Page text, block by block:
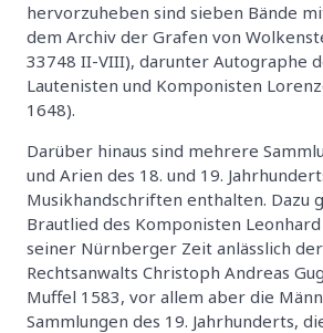
hervorzuheben sind sieben Bände
dem Archiv der Grafen von
33748 II-VIII), darunter Autographe
Lautenisten und Komponisten
1648).
Darüber hinaus sind mehrere
und Arien des 18. und 19.
Musikhandschriften enthalten. Dazu
Brautlied des Komponisten Leonhard
seiner Nürnberger Zeit anlässlich
Rechtsanwalts Christoph Andreas
Muffel 1583, vor allem aber die
Sammlungen des 19. Jahrhunderts,